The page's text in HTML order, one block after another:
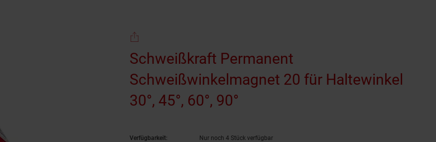
Schweißkraft Permanent
Schweißwinkelmagnet 20 für Haltewinkel
30°, 45°, 60°, 90°
Verfügbarkeit:
Nur noch 4 Stück verfügbar